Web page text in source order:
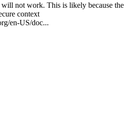
not work. This is likely because the
context
en-US/doc...